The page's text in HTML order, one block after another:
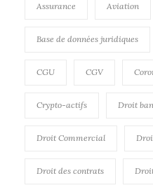
Assurance Aviation
Base de données juridiques
CGU CGV
Crypto-actifs Droit
Droit Commercial
Droit des contrats